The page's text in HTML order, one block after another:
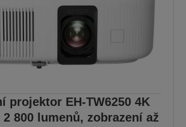
projektor EH-TW6250 4K
2 800 lumenů, zobrazení až